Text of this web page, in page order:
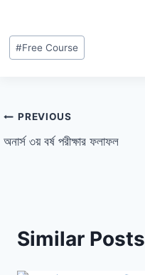
#Free Course
PREVIOUS
অনার্স ৩য় বর্ষ পরীক্ষার ফলাফল
Similar Posts